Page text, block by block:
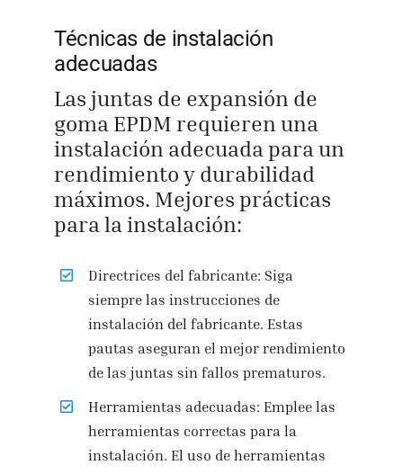
Técnicas de instalación
adecuadas
Las juntas de expansión de
goma EPDM requieren una
instalación adecuada para un
rendimiento y durabilidad
máximos. Mejores prácticas
para la instalación:
Directrices del fabricante: Siga
siempre las instrucciones de
instalación del fabricante. Estas
pautas aseguran el mejor rendimiento
de las juntas sin fallos prematuros.
Herramientas adecuadas: Emplee las
herramientas correctas para la
instalación. El uso de herramientas